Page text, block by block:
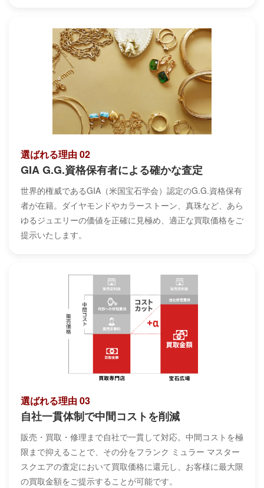
選ばれる理由 02
GIA G.G.資格保有者による確かな査定
世界的権威であるGIA（米国宝石学会）認定のG.G.資格保有
者が在籍。ダイヤモンドやカラーストーン、真珠など、あら
ゆるジュエリーの価値を正確に見極め、適正な買取価格をご
提示いたします。
選ばれる理由 03
自社一貫体制で中間コストを削減
販売・買取・修理まで自社で一貫して対応。中間コストを極
限まで抑えることで、その分をフランク ミュラー マスター
スクエアの査定において買取価格に還元し、お客様に最大限
の買取金額をご提示することが可能です。